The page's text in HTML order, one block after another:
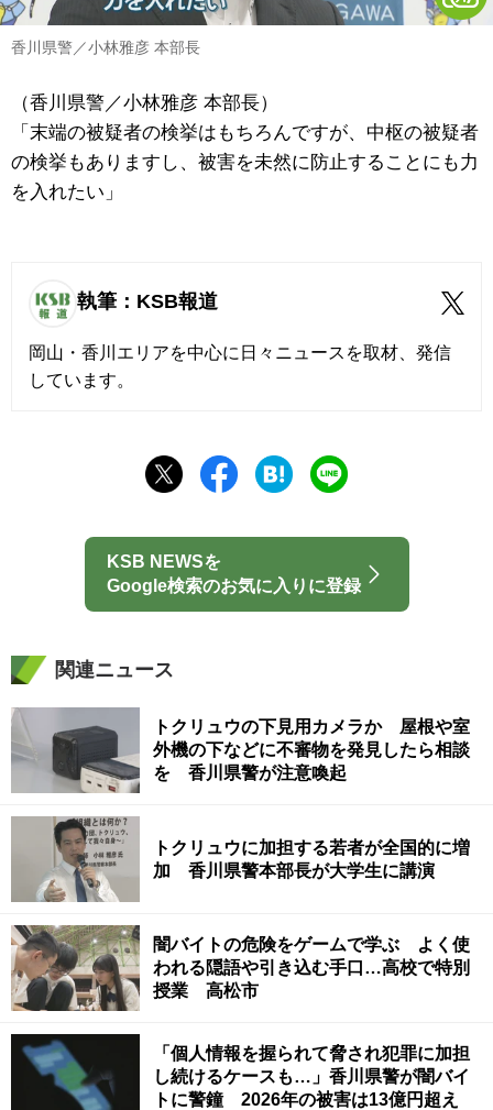
香川県警／小林雅彦 本部長
（香川県警／小林雅彦 本部長）
「末端の被疑者の検挙はもちろんですが、中枢の被疑者
の検挙もありますし、被害を未然に防止することにも力
を入れたい」
執筆：KSB報道
岡山・香川エリアを中心に日々ニュースを取材、発信
しています。
KSB NEWSを
Google検索のお気に入りに登録
関連ニュース
トクリュウの下見用カメラか 屋根や室
外機の下などに不審物を発見したら相談
を 香川県警が注意喚起
トクリュウに加担する若者が全国的に増
加 香川県警本部長が大学生に講演
闇バイトの危険をゲームで学ぶ よく使
われる隠語や引き込む手口…高校で特別
授業 高松市
「個人情報を握られて脅され犯罪に加担
し続けるケースも…」香川県警が闇バイ
トに警鐘 2026年の被害は13億円超え